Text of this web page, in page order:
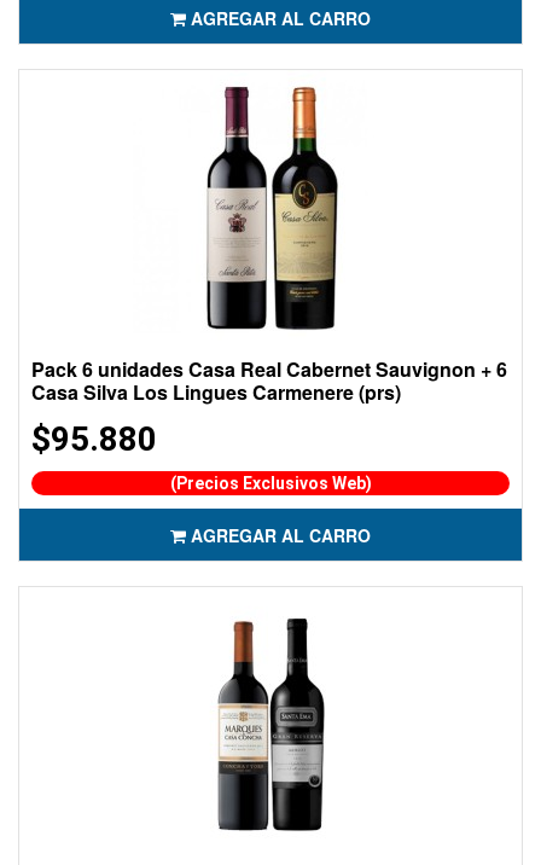
AGREGAR AL CARRO
Pack 6 unidades Casa Real Cabernet Sauvignon + 6
Casa Silva Los Lingues Carmenere (prs)
$95.880
(Precios Exclusivos Web)
AGREGAR AL CARRO